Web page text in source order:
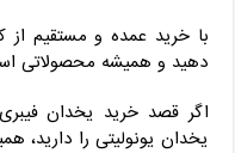
با خرید عمده و مستقیم از
دهید و همیشه محصولاتی
اگر قصد خرید یخدان
یخدان یونولیتی را دارید،